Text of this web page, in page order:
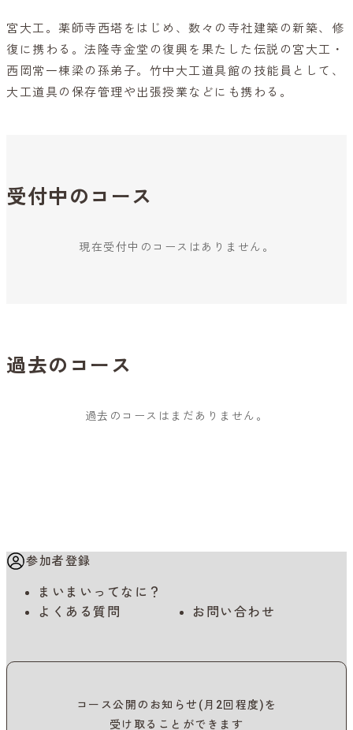
宮大工。薬師寺西塔をはじめ、数々の寺社建築の新築、修
復に携わる。法隆寺金堂の復興を果たした伝説の宮大工・
西岡常一棟梁の孫弟子。竹中大工道具館の技能員として、
大工道具の保存管理や出張授業などにも携わる。
受付中のコース
現在受付中のコースはありません。
過去のコース
過去のコースはまだありません。
参加者登録
まいまいってなに？
よくある質問
お問い合わせ
コース公開のお知らせ(月2回程度)を
受け取ることができます